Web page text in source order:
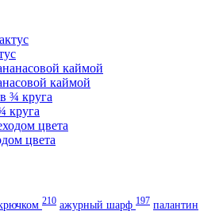
каймой
круга
цвета
210 ажурный шарф 197 палантин